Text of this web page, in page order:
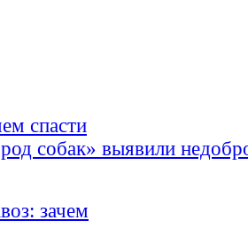
спасти
собак» выявили